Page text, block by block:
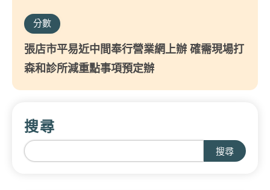
分數
張店市平易近中間奉行營業網上辦 確需現場打
森和診所減重點事項預定辦
搜尋
搜尋